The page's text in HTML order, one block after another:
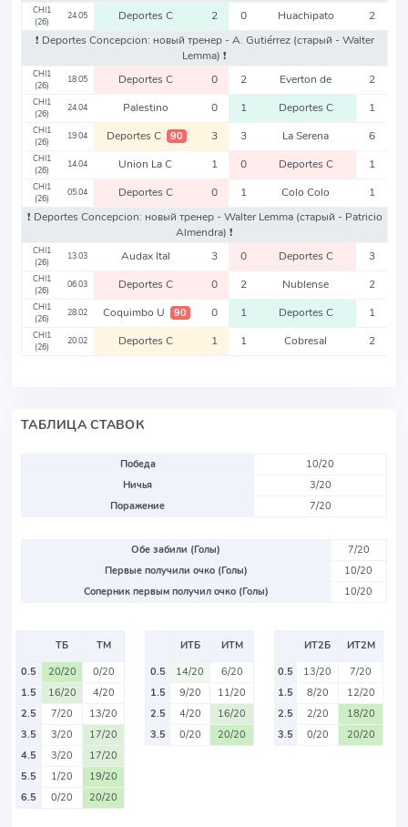
CHI1
(26)
24.05 Deportes C 2 0 Huachipato
2
❗️ Deportes Concepcion: новый тренер - A. Gutiérrez (старый - Walter
Lemma) ❗️
CHI1
(26)
18.05 Deportes C 0 2 Everton de 2
CHI1
(26)
24.04 Palestino 0 1 Deportes C 1
CHI1
(26)
19.04 Deportes C 90 3 3 La Serena 6
CHI1
(26)
14.04 Union La C 1 0 Deportes C 1
CHI1
(26)
05.04 Deportes C 0 1 Colo Colo
1
❗️ Deportes Concepcion: новый тренер - Walter Lemma (старый - Patricio
Almendra) ❗️
CHI1
(26)
13.03 Audax Ital 3 0 Deportes C 3
CHI1
(26)
06.03 Deportes C 0 2 Nublense 2
CHI1
(26)
28.02 Coquimbo U 90 0 1 Deportes C 1
CHI1
(26)
20.02 Deportes C 1 1 Cobresal 2
ТАБЛИЦА СТАВОК
Победа
10/20
Ничья
3/20
Поражение
7/20
Обе забили (Голы)
7/20
Первые получили очко (Голы)
10/20
Соперник первым получил очко (Голы)
10/20
ТБ
ТМ
0.5
20/20
0/20
1.5
16/20
4/20
2.5
7/20
13/20
3.5
3/20
17/20
4.5
3/20
17/20
5.5
1/20
19/20
6.5
0/20 20/20
ИТБ
ИТМ
0.5
14/20
6/20
1.5
9/20
11/20
2.5
4/20
16/20
3.5
0/20 20/20
ИТ2Б
ИТ2М
0.5
13/20
7/20
1.5
8/20
12/20
2.5
2/20
18/20
3.5
0/20 20/20